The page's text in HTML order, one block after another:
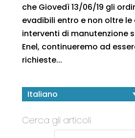
che Giovedì 13/06/19 gli
evadibili entro e non oltre le
interventi di manutenzione
Enel, continueremo ad
richieste...
Italiano
Cerca gli articoli